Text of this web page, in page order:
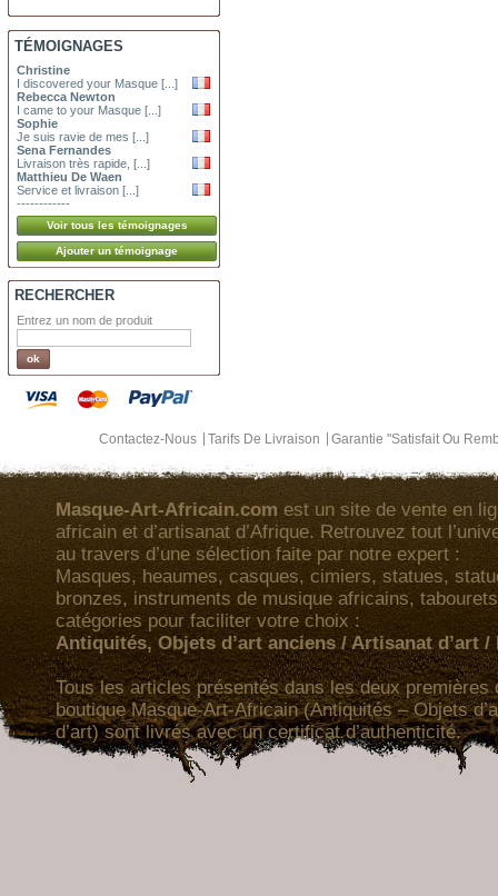
TÉMOIGNAGES
Christine
I discovered your Masque [...]
Rebecca Newton
I came to your Masque [...]
Sophie
Je suis ravie de mes [...]
Sena Fernandes
Livraison très rapide, [...]
Matthieu De Waen
Service et livraison [...]
------------
RECHERCHER
Entrez un nom de produit
Contactez-Nous Tarifs De Livraison Garantie "Satisfait Ou
Masque-Art-Africain.com est un site de vente en
africain et d’artisanat d’Afrique. Retrouvez tout
au travers d’une sélection faite par notre expert :
Masques, heaumes, casques, cimiers, statues,
bronzes, instruments de musique africains,
catégories pour faciliter votre choix :
Antiquités, Objets d’art anciens / Artisanat d’art /
Tous les articles présentés dans les deux premières
boutique Masque-Art-Africain (Antiquités – Objets
d’art) sont livrés avec un certificat d’authenticité.